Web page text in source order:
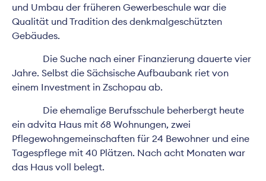
und Umbau der früheren Gewerbeschule war die
Qualität und Tradition des denkmalgeschützten
Gebäudes.
Die Suche nach einer Finanzierung dauerte vier
Jahre. Selbst die Sächsische Aufbaubank riet von
einem Investment in Zschopau ab.
Die ehemalige Berufsschule beherbergt heute
ein advita Haus mit 68 Wohnungen, zwei
Pflegewohngemeinschaften für 24 Bewohner und eine
Tagespflege mit 40 Plätzen. Nach acht Monaten war
das Haus voll belegt.